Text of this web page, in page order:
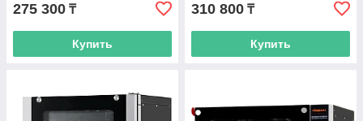
275 300 ₸
Купить
310 800 ₸
Купить